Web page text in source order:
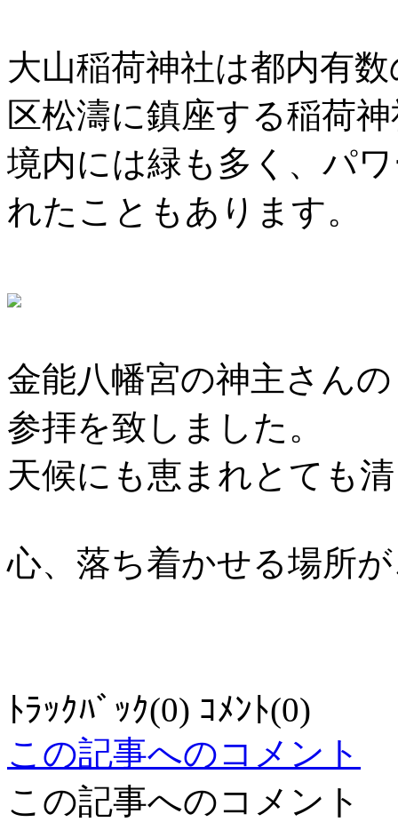
大山稲荷神社は都内有
区松濤に鎮座する稲荷
境内には緑も多く、パ
れたこともあります。
金能八幡宮の神主さん
参拝を致しました。
天候にも恵まれとても
心、落ち着かせる場所
ﾄﾗｯｸﾊﾞｯｸ(0) ｺﾒﾝﾄ(0)
この記事へのコメント
この記事へのコメント